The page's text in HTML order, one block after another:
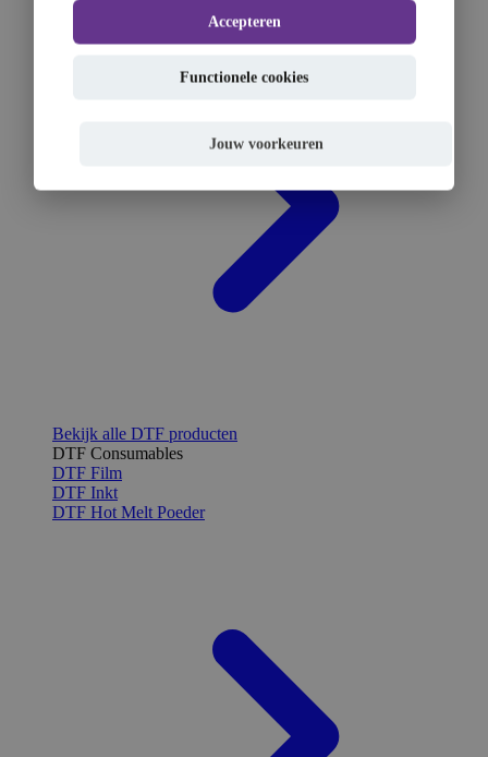
Bekijk alle DTF producten
DTF Consumables
DTF Film
DTF Inkt
DTF Hot Melt Poeder
Accepteren
Functionele cookies
Jouw voorkeuren